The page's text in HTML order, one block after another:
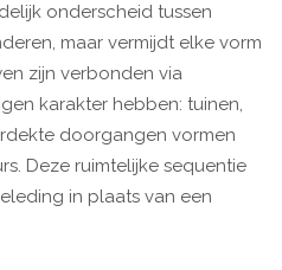
onderscheid tussen
maar vermijdt elke vorm
zijn verbonden via
karakter hebben: tuinen,
doorgangen vormen
Deze ruimtelijke sequentie
in plaats van een